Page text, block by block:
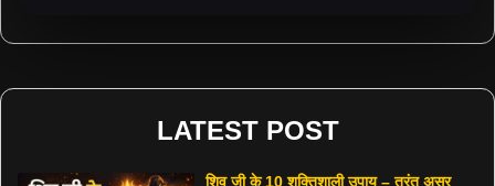
LATEST POST
शिव जी के 10 शक्तिशाली उपाय – तुरंत असर